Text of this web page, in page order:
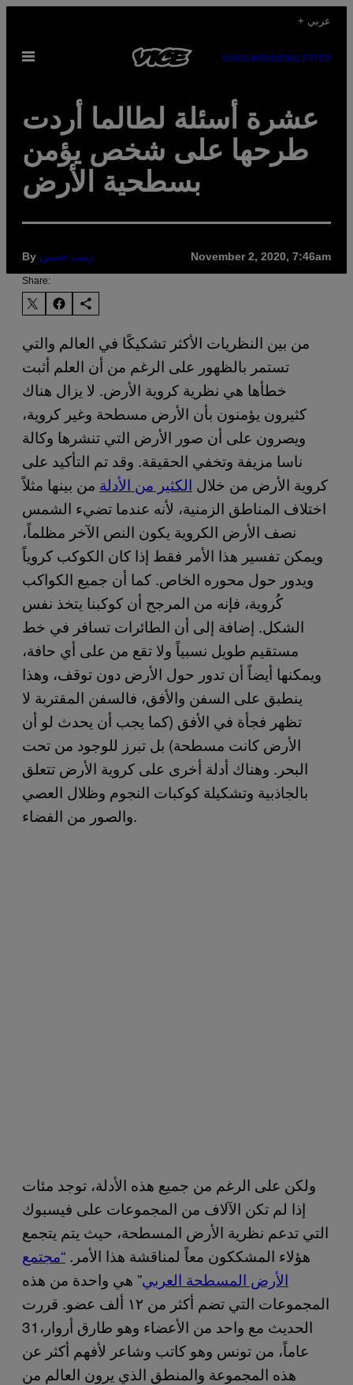
content
+ عربي
Open
SUBSCRIBENEWSLETTER
عشرة أسئلة لطالما أردت
طرحها على شخص يؤمن
بسطحية الأرض
By زينب حسين November 2, 2020, 7:46am
Share:
من بين النظريات الأكثر تشكيكًا في العالم والتي
تستمر بالظهور على الرغم من أن العلم أثبت
خطأها هي نظرية كروية الأرض. لا يزال هناك
كثيرون يؤمنون بأن الأرض مسطحة وغير كروية،
ويصرون على أن صور الأرض التي تنشرها وكالة
ناسا مزيفة وتخفي الحقيقة. وقد تم التأكيد على
كروية الأرض من خلال الكثير من الأدلة من بينها مثلاً
اختلاف المناطق الزمنية، لأنه عندما تضيء الشمس
نصف الأرض الكروية يكون النص الآخر مظلماً،
ويمكن تفسير هذا الأمر فقط إذا كان الكوكب كروياً
ويدور حول محوره الخاص. كما أن جميع الكواكب
كُروية، فإنه من المرجح أن كوكبنا يتخذ نفس
الشكل. إضافة إلى أن الطائرات تسافر في خط
مستقيم طويل نسبياً ولا تقع من على أي حافة،
ويمكنها أيضاً أن تدور حول الأرض دون توقف، وهذا
ينطبق على السفن والأفق، فالسفن المقتربة لا
تظهر فجأة في الأفق (كما يجب أن يحدث لو أن
الأرض كانت مسطحة) بل تبرز للوجود من تحت
البحر. وهناك أدلة أخرى على كروية الأرض تتعلق
بالجاذبية وتشكيلة كوكبات النجوم وظلال العصي
والصور من الفضاء.
ولكن على الرغم من جميع هذه الأدلة، توجد مئات
إذا لم تكن الآلاف من المجموعات على فيسبوك
التي تدعم نظرية الأرض المسطحة، حيث يتم يتجمع
هؤلاء المشككون معاً لمناقشة هذا الأمر. “مجتمع
الأرض المسطحة العربي” هي واحدة من هذه
المجموعات التي تضم أكثر من ١٢ ألف عضو. قررت
الحديث مع واحد من الأعضاء وهو طارق أروار،31
عاماً، من تونس وهو كاتب وشاعر لأفهم أكثر عن
هذه المجموعة والمنطق الذي يرون العالم من